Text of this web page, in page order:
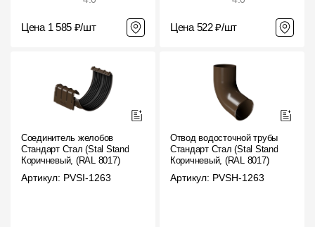
Цена 1 585 ₽/шт Цена 522 ₽/шт
Соединитель желобов
Стандарт Стал (Stal Standard)
Коричневый, (RAL 8017)
Артикул: PVSI-1263
Отвод водосточной трубы
Стандарт Стал (Stal Standard)
Коричневый, (RAL 8017)
Артикул: PVSH-1263